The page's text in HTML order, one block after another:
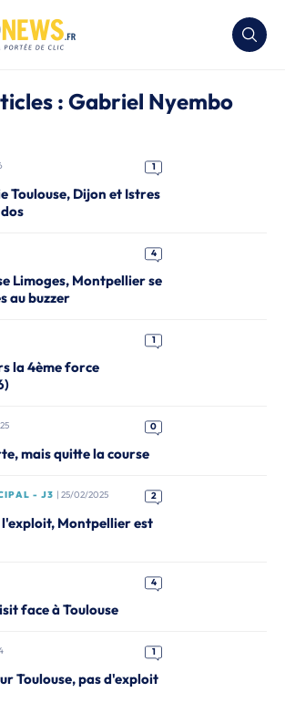
: Gabriel Nyembo
1
Toulouse, Dijon et Istres
4
Limoges, Montpellier se
au buzzer
1
la 4ème force
0
mais quitte la course
- J3 | 25/02/2025 2
l'exploit, Montpellier est
4
face à Toulouse
1
Toulouse, pas d'exploit